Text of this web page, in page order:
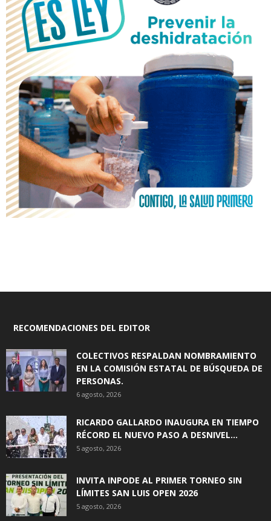
RECOMENDACIONES DEL EDITOR
COLECTIVOS RESPALDAN NOMBRAMIENTO
EN LA COMISIÓN ESTATAL DE BÚSQUEDA DE
PERSONAS.
6 agosto, 2026
RICARDO GALLARDO INAUGURA EN TIEMPO
RÉCORD EL NUEVO PASO A DESNIVEL...
5 agosto, 2026
INVITA INPODE AL PRIMER TORNEO SIN
LÍMITES SAN LUIS OPEN 2026
5 agosto, 2026